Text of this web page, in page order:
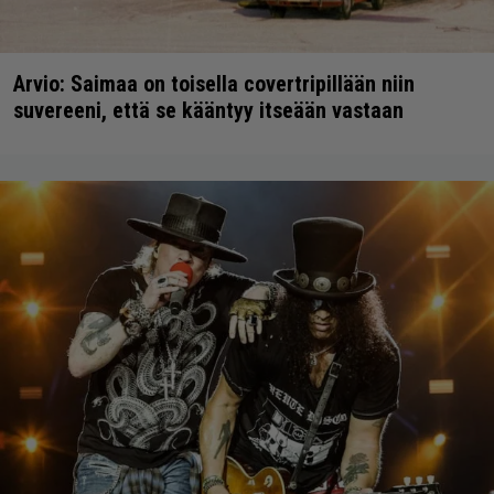
Arvio: Saimaa on toisella covertripillään niin
suvereeni, että se kääntyy itseään vastaan